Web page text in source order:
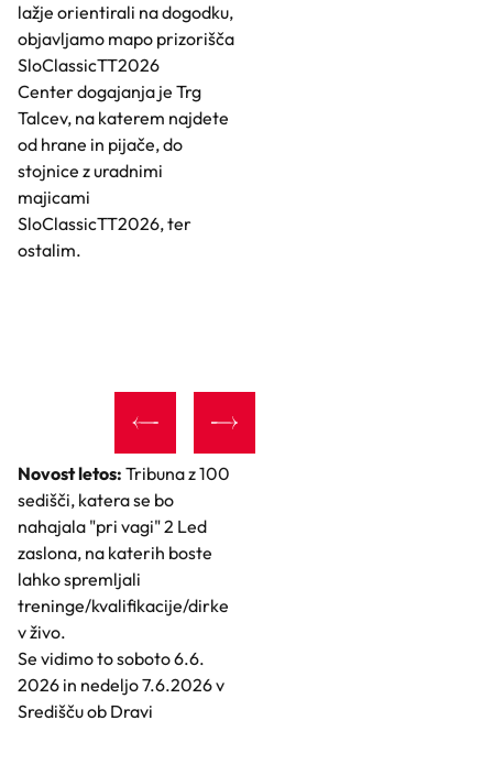
lažje orientirali na dogodku,
objavljamo mapo prizorišča
SloClassicTT2026
Center dogajanja je Trg
Talcev, na katerem najdete
od hrane in pijače, do
stojnice z uradnimi
majicami
SloClassicTT2026, ter
ostalim.
Novost letos: Tribuna z 100
sedišči, katera se bo
nahajala "pri vagi" 2 Led
zaslona, na katerih boste
lahko spremljali
treninge/kvalifikacije/dirke
v živo.
Se vidimo to soboto 6.6.
2026 in nedeljo 7.6.2026 v
Središču ob Dravi